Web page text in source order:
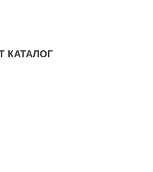
КАТАЛОГ